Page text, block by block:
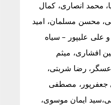
محمد انصاری، کمال
محسن مسلمان، امید
علی علیپور – سیاه
افشاری، میثم
رضا شربتی،
جعفرپور، مصطفی
ایمان موسوی،